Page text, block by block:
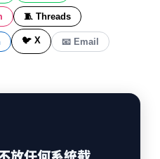
🧵 Threads
🐦 X 📧 Email
放任何系統截